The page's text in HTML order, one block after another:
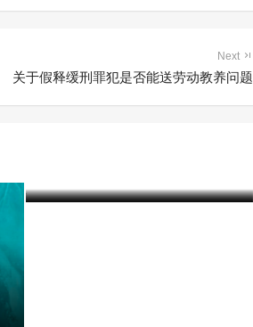
Next
关于假释缓刑罪犯是否能送劳动教养问题